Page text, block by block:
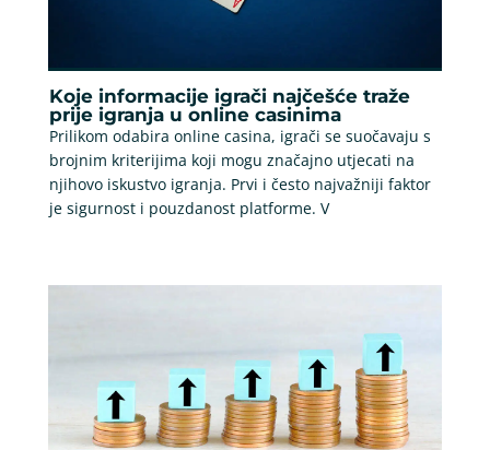
Koje informacije igrači najčešće traže
prije igranja u online casinima
Prilikom odabira online casina, igrači se suočavaju s
brojnim kriterijima koji mogu značajno utjecati na
njihovo iskustvo igranja. Prvi i često najvažniji faktor
je sigurnost i pouzdanost platforme. V